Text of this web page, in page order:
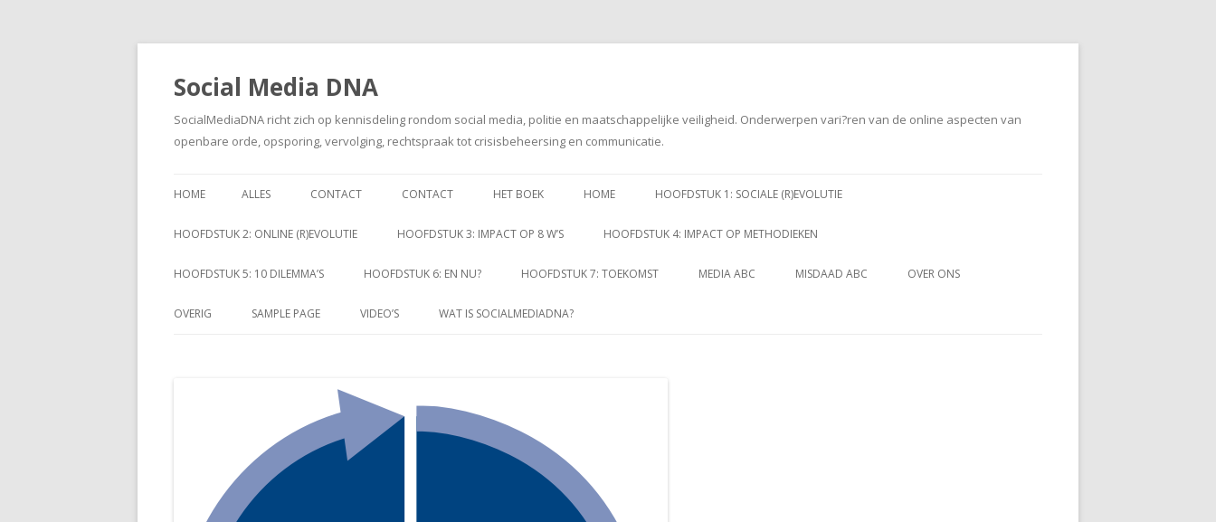
Social Media DNA
SocialMediaDNA richt zich op kennisdeling rondom social media, politie en maatschappelijke veiligheid. Onderwerpen vari?ren van de online aspecten van
openbare orde, opsporing, vervolging, rechtspraak tot crisisbeheersing en communicatie.
naar
HOME ALLES CONTACT CONTACT HET BOEK HOME HOOFDSTUK 1: SOCIALE (R)EVOLUTIE
HOOFDSTUK 2: ONLINE (R)EVOLUTIE HOOFDSTUK 3: IMPACT OP 8 W’S HOOFDSTUK 4: IMPACT OP METHODIEKEN
HOOFDSTUK 5: 10 DILEMMA’S HOOFDSTUK 6: EN NU? HOOFDSTUK 7: TOEKOMST MEDIA ABC MISDAAD ABC OVER ONS
OVERIG SAMPLE PAGE VIDEO’S WAT IS SOCIALMEDIADNA?